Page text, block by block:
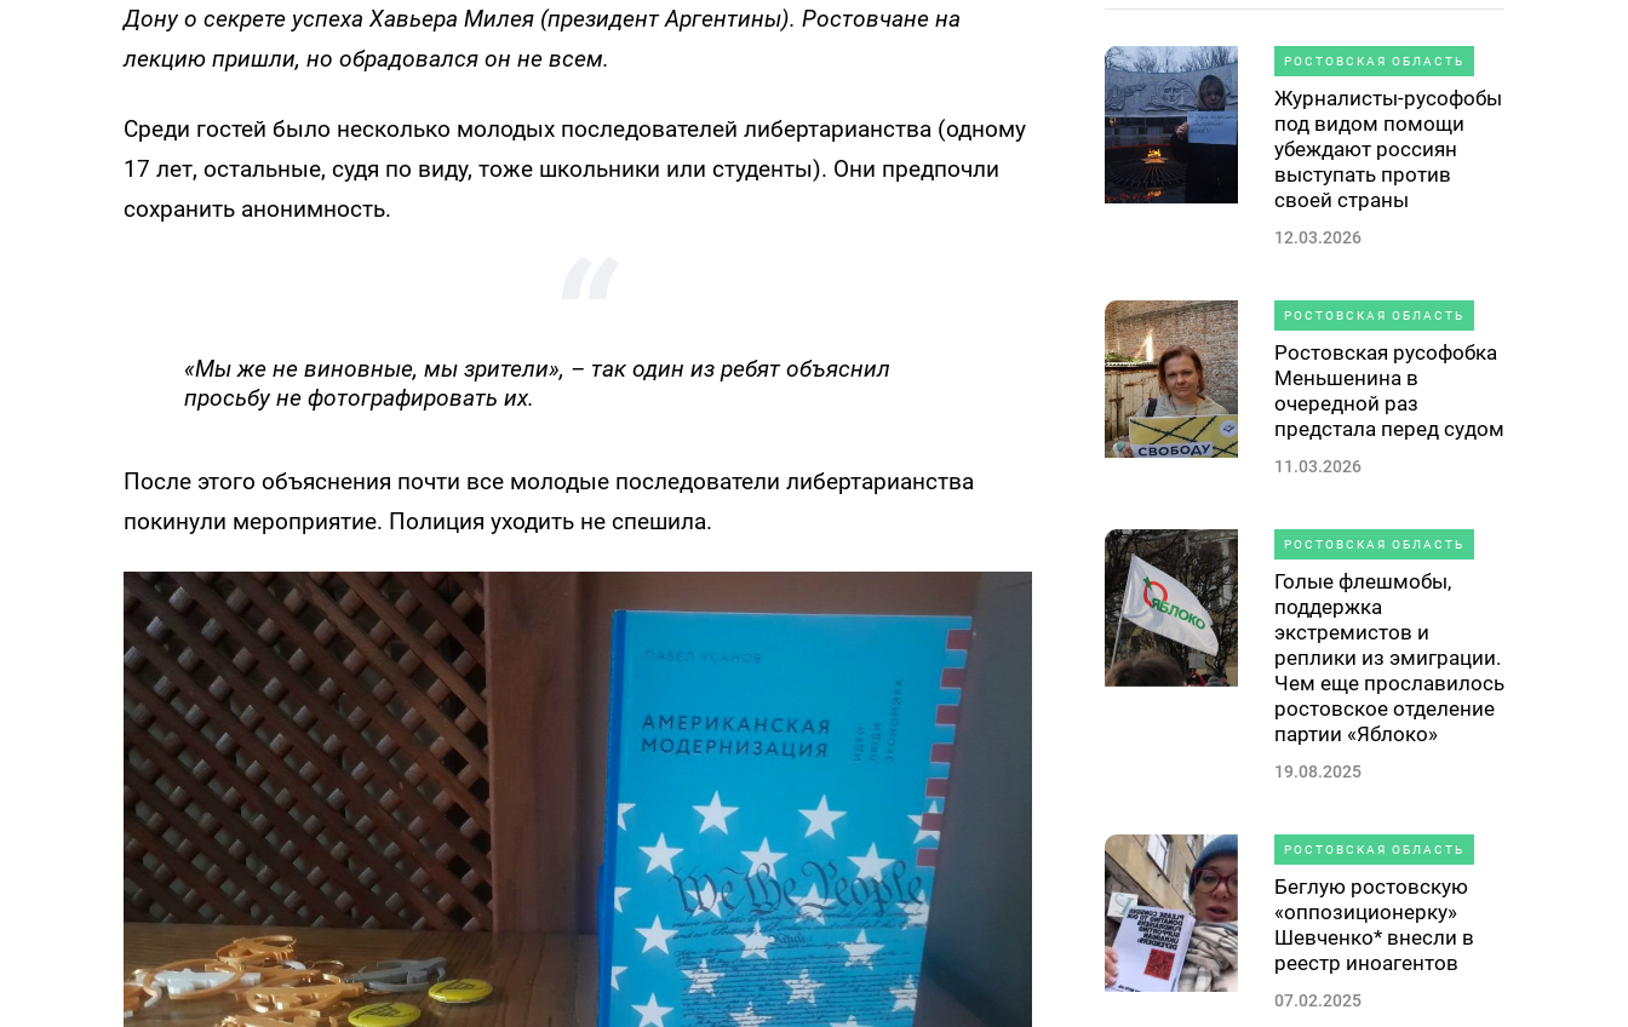
Дону о секрете успеха Хавьера Милея (президент Аргентины). Ростовчане на
лекцию пришли, но обрадовался он не всем.
Среди гостей было несколько молодых последователей либертарианства (одному
17 лет, остальные, судя по виду, тоже школьники или студенты). Они предпочли
сохранить анонимность.
«Мы же не виновные, мы зрители», – так один из ребят объяснил
просьбу не фотографировать их.
После этого объяснения почти все молодые последователи либертарианства
покинули мероприятие. Полиция уходить не спешила.
РОСТОВСКАЯ ОБЛАСТЬ
Журналисты-русофобы
под видом помощи
убеждают россиян
выступать против
своей страны
12.03.2026
РОСТОВСКАЯ ОБЛАСТЬ
Ростовская русофобка
Меньшенина в
очередной раз
предстала перед судом
11.03.2026
РОСТОВСКАЯ ОБЛАСТЬ
Голые флешмобы,
поддержка
экстремистов и
реплики из эмиграции.
Чем еще прославилось
ростовское отделение
партии «Яблоко»
19.08.2025
РОСТОВСКАЯ ОБЛАСТЬ
Беглую ростовскую
«оппозиционерку»
Шевченко* внесли в
реестр иноагентов
07.02.2025